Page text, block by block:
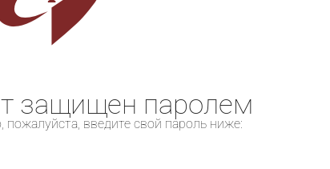
защищен паролем
пожалуйста, введите свой пароль ниже: